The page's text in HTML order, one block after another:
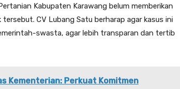
Kabupaten Karawang belum memberikan
CV Lubang Satu berharap agar kasus ini
swasta, agar lebih transparan dan tertib
Kementerian: Perkuat Komitmen